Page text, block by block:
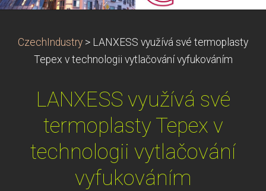
CzechIndustry > LANXESS využívá své termoplasty
Tepex v technologii vytlačování vyfukováním
LANXESS využívá své
termoplasty Tepex v
technologii vytlačování
vyfukováním